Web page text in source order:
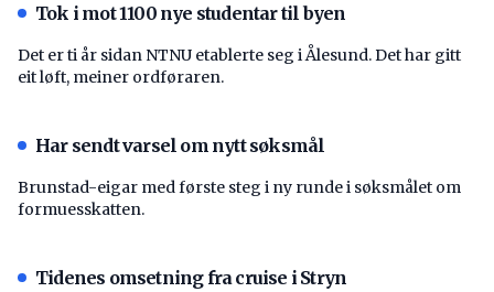
Tok i mot 1100 nye studentar til byen
Det er ti år sidan NTNU etablerte seg i Ålesund. Det har gitt
eit løft, meiner ordføraren.
Har sendt varsel om nytt søksmål
Brunstad-eigar med første steg i ny runde i søksmålet om
formuesskatten.
Tidenes omsetning fra cruise i Stryn